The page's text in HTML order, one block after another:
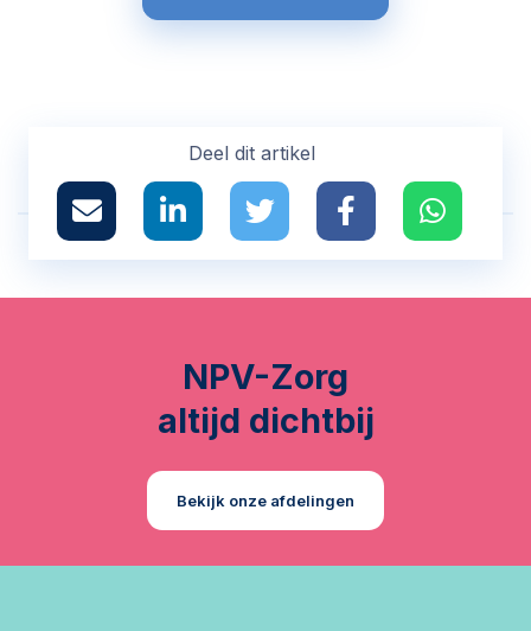
Deel dit artikel
NPV-Zorg
altijd dichtbij
Bekijk onze afdelingen